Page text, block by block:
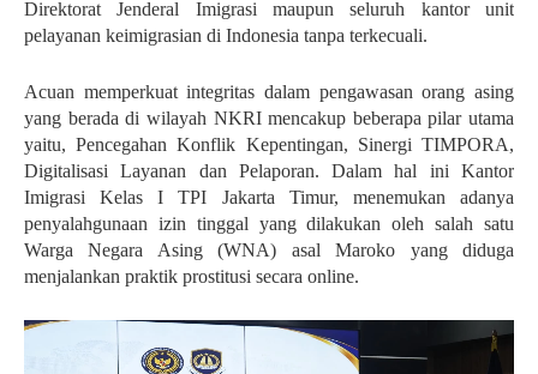
Direktorat Jenderal Imigrasi maupun seluruh kantor unit
pelayanan keimigrasian di Indonesia tanpa terkecuali.
Acuan memperkuat integritas dalam pengawasan orang asing
yang berada di wilayah NKRI mencakup beberapa pilar utama
yaitu, Pencegahan Konflik Kepentingan, Sinergi TIMPORA,
Digitalisasi Layanan dan Pelaporan. Dalam hal ini Kantor
Imigrasi Kelas I TPI Jakarta Timur, menemukan adanya
penyalahgunaan izin tinggal yang dilakukan oleh salah satu
Warga Negara Asing (WNA) asal Maroko yang diduga
menjalankan praktik prostitusi secara online.